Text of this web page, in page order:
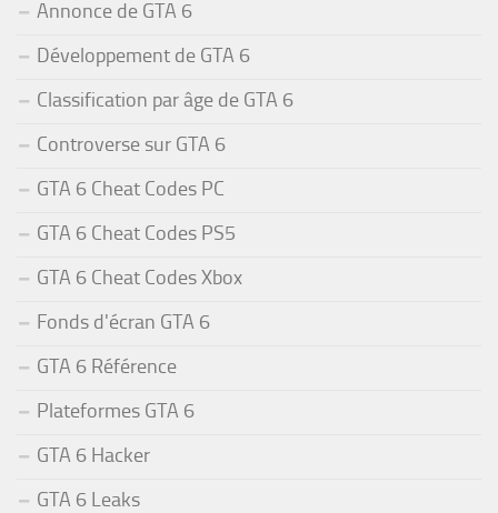
Annonce de GTA 6
Développement de GTA 6
Classification par âge de GTA 6
Controverse sur GTA 6
GTA 6 Cheat Codes PC
GTA 6 Cheat Codes PS5
GTA 6 Cheat Codes Xbox
Fonds d'écran GTA 6
GTA 6 Référence
Plateformes GTA 6
GTA 6 Hacker
GTA 6 Leaks